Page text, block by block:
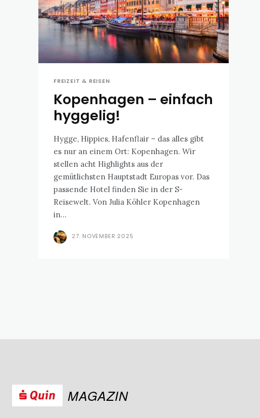
FREIZEIT & REISEN
Kopenhagen – einfach
hyggelig!
Hygge, Hippies, Hafenflair – das alles gibt
es nur an einem Ort: Kopenhagen. Wir
stellen acht Highlights aus der
gemütlichsten Hauptstadt Europas vor. Das
passende Hotel finden Sie in der S-
Reisewelt. Von Julia Köhler Kopenhagen
in...
27. NOVEMBER 2025
MAGAZIN